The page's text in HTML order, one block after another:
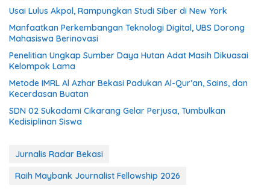
Usai Lulus Akpol, Rampungkan Studi Siber di New York
Manfaatkan Perkembangan Teknologi Digital, UBS Dorong
Mahasiswa Berinovasi
Penelitian Ungkap Sumber Daya Hutan Adat Masih Dikuasai
Kelompok Lama
Metode IMRL Al Azhar Bekasi Padukan Al-Qur’an, Sains, dan
Kecerdasan Buatan
SDN 02 Sukadami Cikarang Gelar Perjusa, Tumbulkan
Kedisiplinan Siswa
Jurnalis Radar Bekasi
Raih Maybank Journalist Fellowship 2026